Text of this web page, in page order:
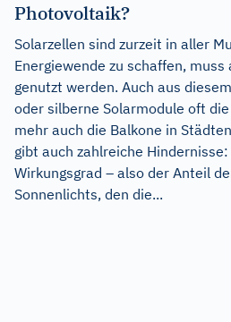
Photovoltaik?
Solarzellen sind zurzeit in aller
Energiewende zu schaffen,
genutzt werden. Auch aus
oder silberne Solarmodule oft
mehr auch die Balkone in
gibt auch zahlreiche
Wirkungsgrad – also der Anteil
Sonnenlichts, den die...